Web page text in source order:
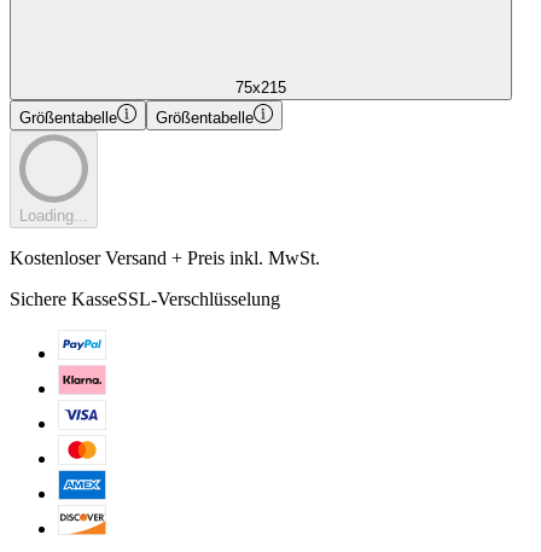
75x215
Größentabelle
Größentabelle
Loading...
Kostenloser Versand + Preis inkl. MwSt.
Sichere KasseSSL-Verschlüsselung